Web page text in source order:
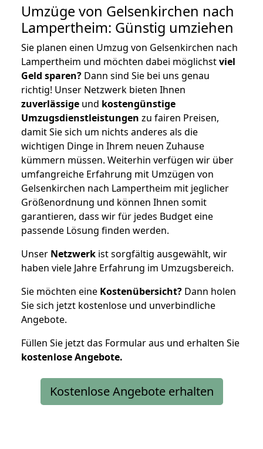
Umzüge von Gelsenkirchen nach
Lampertheim: Günstig umziehen
Sie planen einen Umzug von Gelsenkirchen nach
Lampertheim und möchten dabei möglichstviel
Geld sparen? Dann sind Sie bei uns genau
richtig! Unser Netzwerk bieten Ihnen
zuverlässige und kostengünstige
Umzugsdienstleistungen zu fairen Preisen,
damit Sie sich um nichts anderes als die
wichtigen Dinge in Ihrem neuen Zuhause
kümmern müssen. Weiterhin verfügen wir über
umfangreiche Erfahrung mit Umzügen von
Gelsenkirchen nach Lampertheim mit jeglicher
Größenordnung und können Ihnen somit
garantieren, dass wir für jedes Budget eine
passende Lösung finden werden.
Unser Netzwerk ist sorgfältig ausgewählt, wir
haben viele Jahre Erfahrung im Umzugsbereich.
Sie möchten eine Kostenübersicht? Dann holen
Sie sich jetzt kostenlose und unverbindliche
Angebote.
Füllen Sie jetzt das Formular aus und erhalten Sie
kostenloseAngebote.
Kostenlose Angebote erhalten